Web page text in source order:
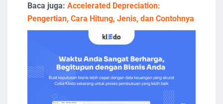
Baca juga: Accelerated Depreciation:
Pengertian, Cara Hitung, Jenis, dan Contohnya